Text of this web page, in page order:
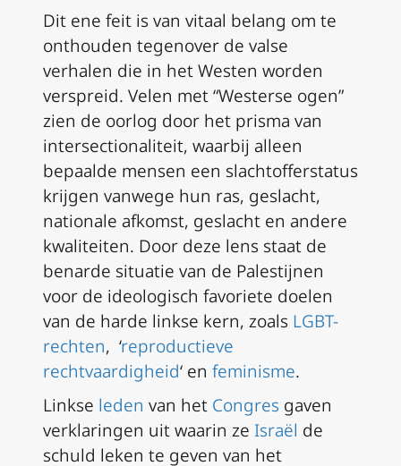
Dit ene feit is van vitaal belang om te
onthouden tegenover de valse
verhalen die in het Westen worden
verspreid. Velen met “Westerse ogen”
zien de oorlog door het prisma van
intersectionaliteit, waarbij alleen
bepaalde mensen een slachtofferstatus
krijgen vanwege hun ras, geslacht,
nationale afkomst, geslacht en andere
kwaliteiten. Door deze lens staat de
benarde situatie van de Palestijnen
voor de ideologisch favoriete doelen
van de harde linkse kern, zoals LGBT-
rechten, ‘reproductieve
rechtvaardigheid‘ en feminisme.
Linkse leden van het Congres gaven
verklaringen uit waarin ze Israël de
schuld leken te geven van het